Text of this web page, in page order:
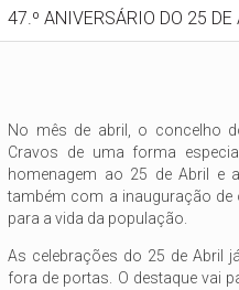
47.º ANIVERSÁRIO DO 25 DE
No mês de abril, o concelho
Cravos de uma forma
homenagem ao 25 de Abril e
também com a inauguração de
para a vida da população.
As celebrações do 25 de Abril
fora de portas. O destaque vai